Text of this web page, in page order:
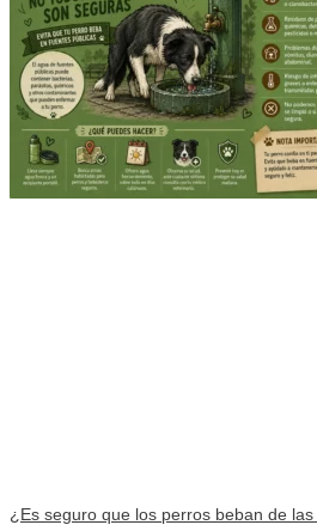
¿Es seguro que los perros beban de